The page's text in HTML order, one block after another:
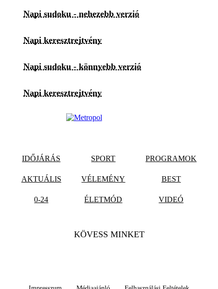
Napi sudoku - nehezebb verzió
Napi keresztrejtvény
Napi sudoku - könnyebb verzió
Napi keresztrejtvény
IDŐJÁRÁS SPORT PROGRAMOK
AKTUÁLIS VÉLEMÉNY BEST
0-24 ÉLETMÓD VIDEÓ
KÖVESS MINKET